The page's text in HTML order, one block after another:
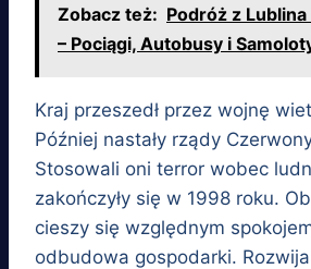
Zobacz też: Podróż z
– Pociągi, Autobusy i
Kraj przeszedł przez wojnę
Później nastały rządy
Stosowali oni terror wobec
zakończyły się w 1998 roku.
cieszy się względnym
odbudowa gospodarki.